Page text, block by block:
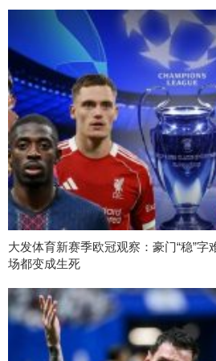
大发体育新赛季欧冠观察：豪门“稳”字
场都变成生死